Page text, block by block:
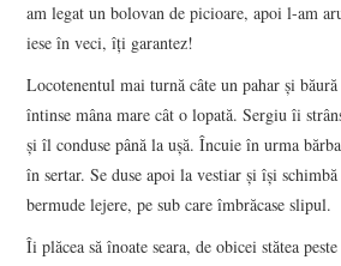
am legat un bolovan de picioare, apoi l-am
iese în veci, îți garantez!
Locotenentul mai turnă câte un pahar și
întinse mâna mare cât o lopată. Sergiu îi
și îl conduse până la ușă. Încuie în urma
în sertar. Se duse apoi la vestiar și își
bermude lejere, pe sub care îmbrăcase slipul.
Îi plăcea să înoate seara, de obicei stătea